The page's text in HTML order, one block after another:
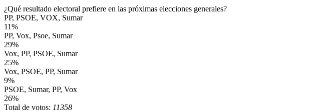
¿Qué resultado electoral prefiere en las próximas elecciones generales?
PP, PSOE, VOX, Sumar
11%
PP, Vox, Psoe, Sumar
29%
Vox, PP, PSOE, Sumar
25%
Vox, PSOE, PP, Sumar
9%
PSOE, Sumar, PP, Vox
26%
Total de votos: 11358